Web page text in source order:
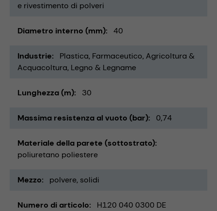
e rivestimento di polveri
Diametro interno (mm) 40
Industrie Plastica Farmaceutico Agricoltura &
Acquacoltura Legno & Legname
Lunghezza (m) 30
Massima resistenza al vuoto (bar) 0,74
Materiale della parete (sottostrato)
poliuretano poliestere
Mezzo polvere solidi
Numero di articolo H120 040 0300 DE